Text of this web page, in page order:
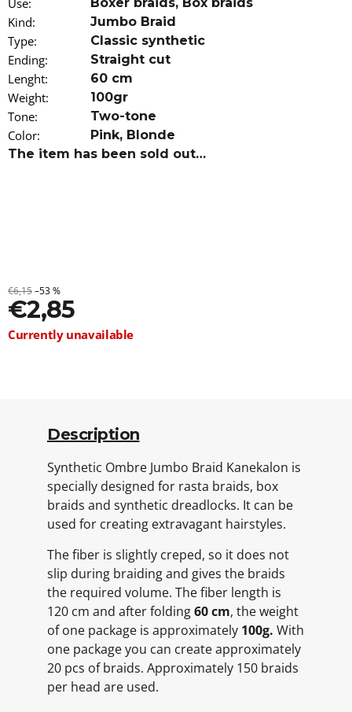
Use:
Kind: Jumbo Braid
Type: Classic synthetic
Ending: Straight cut
Lenght: 60 cm
Weight: 100gr
Tone: Two-tone
Color: Pink, Blonde
The item has been sold out…
€6,15–53 %
€2,85
Measure
Currently unavailable
Description
Synthetic Ombre Jumbo Braid Kanekalon is
specially designed for rasta braids, box
braids and synthetic dreadlocks. It can be
used for creating extravagant hairstyles.
The fiber is slightly creped, so it does not
slip during braiding and gives the braids
the required volume. The fiber length is
120 cm and after folding60 cm, the weight
of one package is approximately 100g. With
one package you can create approximately
20 pcs of braids. Approximately 150 braids
per head are used.
o
m
m
e
n
d
100%
JUMBO
BRAID
KANEKALON